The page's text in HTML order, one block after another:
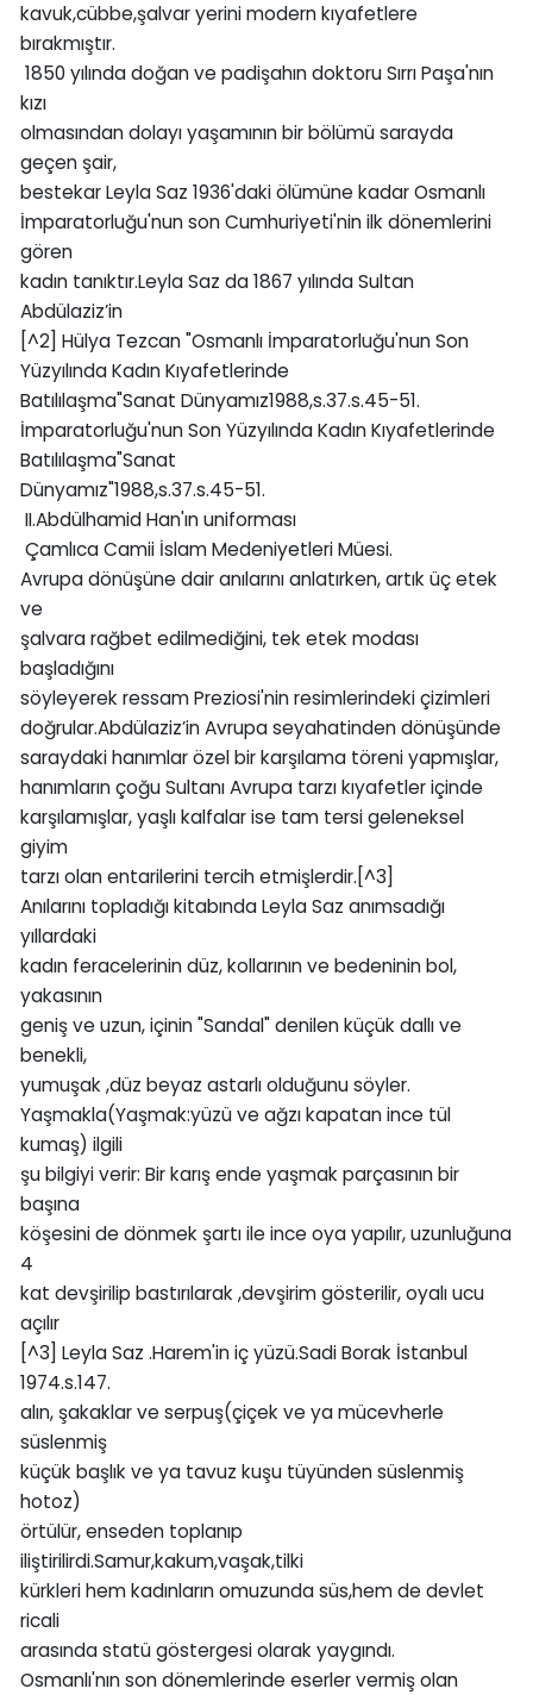
kavuk,cübbe,şalvar yerini modern kıyafetlere
bırakmıştır.
1850 yılında doğan ve padişahın doktoru Sırrı Paşa'nın
kızı
olmasından dolayı yaşamının bir bölümü sarayda
geçen şair,
bestekar Leyla Saz 1936'daki ölümüne kadar Osmanlı
İmparatorluğu'nun son Cumhuriyeti'nin ilk dönemlerini
gören
kadın tanıktır.Leyla Saz da 1867 yılında Sultan
Abdülaziz’in
[^2] Hülya Tezcan "Osmanlı İmparatorluğu'nun Son
Yüzyılında Kadın Kıyafetlerinde
Batılılaşma"Sanat Dünyamız1988,s.37.s.45-51.
İmparatorluğu'nun Son Yüzyılında Kadın Kıyafetlerinde
Batılılaşma"Sanat
Dünyamız"1988,s.37.s.45-51.
II.Abdülhamid Han'ın uniforması
Çamlıca Camii İslam Medeniyetleri Müesi.
Avrupa dönüşüne dair anılarını anlatırken, artık üç etek
ve
şalvara rağbet edilmediğini, tek etek modası
başladığını
söyleyerek ressam Preziosi'nin resimlerindeki çizimleri
doğrular.Abdülaziz’in Avrupa seyahatinden dönüşünde
saraydaki hanımlar özel bir karşılama töreni yapmışlar,
hanımların çoğu Sultanı Avrupa tarzı kıyafetler içinde
karşılamışlar, yaşlı kalfalar ise tam tersi geleneksel
giyim
tarzı olan entarilerini tercih etmişlerdir.[^3]
Anılarını topladığı kitabında Leyla Saz anımsadığı
yıllardaki
kadın feracelerinin düz, kollarının ve bedeninin bol,
yakasının
geniş ve uzun, içinin "Sandal" denilen küçük dallı ve
benekli,
yumuşak ,düz beyaz astarlı olduğunu söyler.
Yaşmakla(Yaşmak:yüzü ve ağzı kapatan ince tül
kumaş) ilgili
şu bilgiyi verir: Bir karış ende yaşmak parçasının bir
başına
köşesini de dönmek şartı ile ince oya yapılır, uzunluğuna
4
kat devşirilip bastırılarak ,devşirim gösterilir, oyalı ucu
açılır
[^3] Leyla Saz .Harem'in iç yüzü.Sadi Borak İstanbul
1974.s.147.
alın, şakaklar ve serpuş(çiçek ve ya mücevherle
süslenmiş
küçük başlık ve ya tavuz kuşu tüyünden süslenmiş
hotoz)
örtülür, enseden toplanıp
iliştirilirdi.Samur,kakum,vaşak,tilki
kürkleri hem kadınların omuzunda süs,hem de devlet
ricali
arasında statü göstergesi olarak yaygındı.
Osmanlı'nın son dönemlerinde eserler vermiş olan